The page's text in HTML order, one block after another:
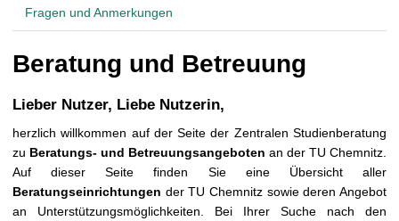
Fragen und Anmerkungen
Beratung und Betreuung
Lieber Nutzer, Liebe Nutzerin,
herzlich willkommen auf der Seite der Zentralen Studienberatung
zu Beratungs- und Betreuungsangeboten an der TU Chemnitz.
Auf dieser Seite finden Sie eine Übersicht aller
Beratungseinrichtungen der TU Chemnitz sowie deren Angebot
an Unterstützungsmöglichkeiten. Bei Ihrer Suche nach den